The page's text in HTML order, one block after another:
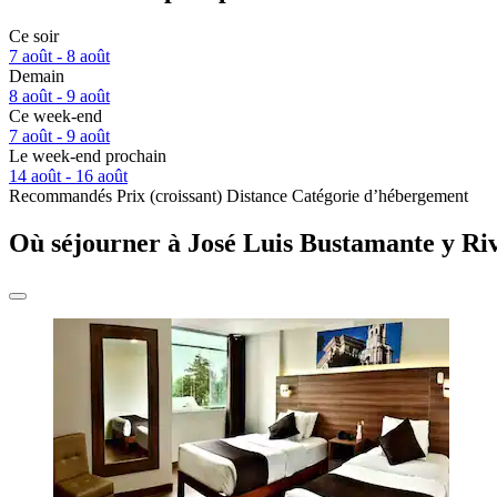
Ce soir
7 août - 8 août
Demain
8 août - 9 août
Ce week-end
7 août - 9 août
Le week-end prochain
14 août - 16 août
Recommandés Prix (croissant) Distance Catégorie d’hébergement
Où séjourner à José Luis Bustamante y